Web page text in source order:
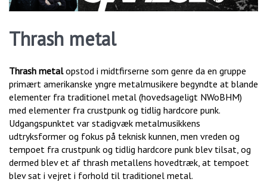
Thrash metal
Thrash metalopstod i midtfirserne som genre da en gruppe
primært amerikanske yngre metalmusikere begyndte at blande
elementer fra traditionel metal (hovedsageligt NWoBHM)
med elementer fra crustpunk og tidlig hardcore punk.
Udgangspunktet var stadigvæk metalmusikkens
udtryksformer og fokus på teknisk kunnen, men vreden og
tempoet fra crustpunk og tidlig hardcore punk blev tilsat, og
dermed blev et af thrash metallens hovedtræk, at tempoet
blev sat i vejret i forhold til traditionel metal.